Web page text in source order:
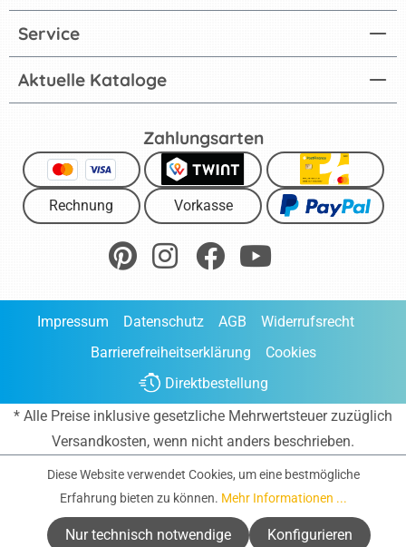
Aktuelle Kataloge
Service
Zahlungsarten
Rechnung Vorkasse
Impressum Datenschutz AGB
Widerrufsrecht
Barrierefreiheitserklärung
Cookies
Direktbestellung
* Alle Preise inklusive gesetzliche Mehrwertsteuer zuzüglich
Versandkosten, wenn nicht anders beschrieben.
Diese Website verwendet Cookies, um eine bestmögliche
Erfahrung bieten zu können. Mehr Informationen ...
Nur technisch notwendige Konfigurieren